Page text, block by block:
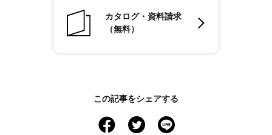
カタログ・資料請求
（無料）
この記事をシェアする
facebooktwitter line